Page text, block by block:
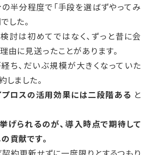
半分程度で「手段を選ばずやってみ
した。
討は初めてではなく、ずっと昔に会
由に見送ったことがあります。
ち、だいぶ規模が大きくなっていた
ました。
プロスの活用効果には二段階ある と
げられるのが、導入時点で期待して
貢献です。